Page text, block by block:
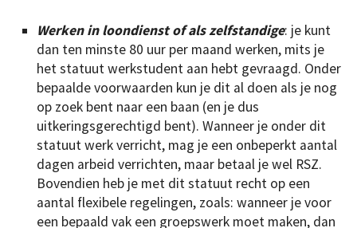
Werken in loondienst of als zelfstandige: je kunt
dan ten minste 80 uur per maand werken, mits je
het statuut werkstudent aan hebt gevraagd. Onder
bepaalde voorwaarden kun je dit al doen als je nog
op zoek bent naar een baan (en je dus
uitkeringsgerechtigd bent). Wanneer je onder dit
statuut werk verricht, mag je een onbeperkt aantal
dagen arbeid verrichten, maar betaal je wel RSZ.
Bovendien heb je met dit statuut recht op een
aantal flexibele regelingen, zoals: wanneer je voor
een bepaald vak een groepswerk moet maken, dan